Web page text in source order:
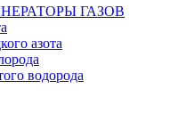
ГАЗОВ
азота
водорода